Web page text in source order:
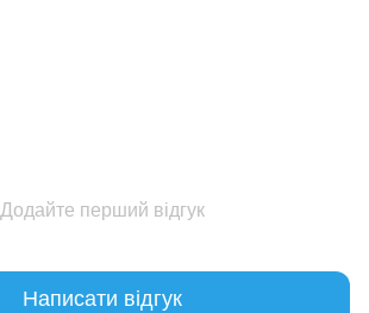
Додайте перший відгук
Написати відгук